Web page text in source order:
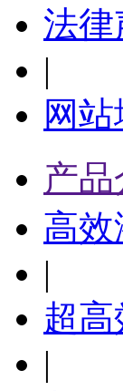
法律
|
网站
产品
高效
|
超
|